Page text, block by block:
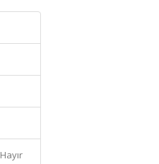
Hayır